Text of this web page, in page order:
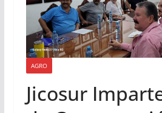
AGRO
Jicosur